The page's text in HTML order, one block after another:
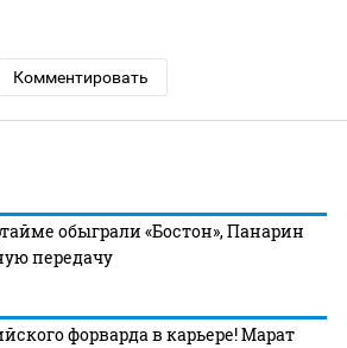
Комментировать
обыграли «Бостон», Панарин
передачу
форварда в карьере! Марат